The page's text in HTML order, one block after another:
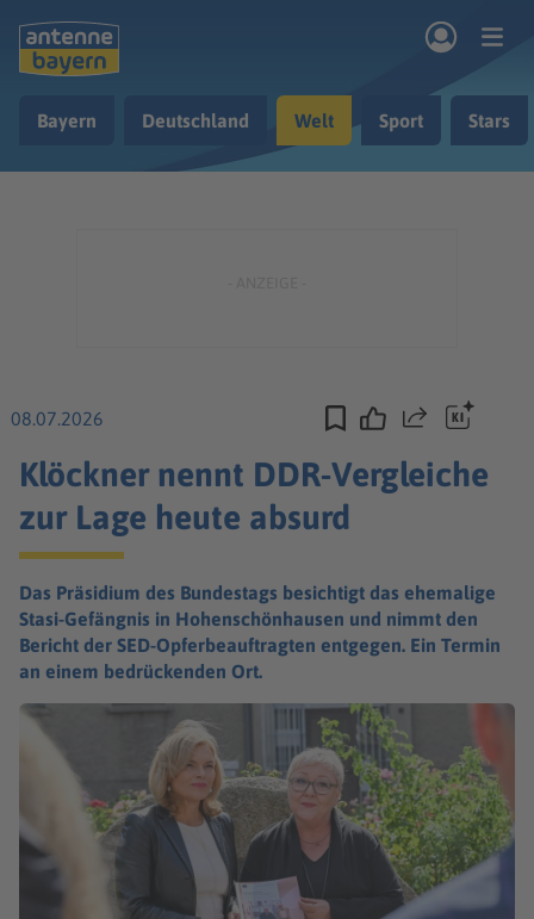
Nachrichten
Bayern Deutschland Welt Sport Stars
08.07.2026 Teilen
Klöckner nennt DDR-Vergleiche
zur Lage heute absurd
Das Präsidium des Bundestags besichtigt das ehemalige
Stasi-Gefängnis in Hohenschönhausen und nimmt den
Bericht der SED-Opferbeauftragten entgegen. Ein Termin
an einem bedrückenden Ort.